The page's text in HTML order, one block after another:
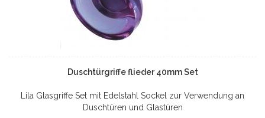
Duschtürgriffe flieder 40mm Set
Lila Glasgriffe Set mit Edelstahl Sockel zur Verwendung an
Duschtüren und Glastüren